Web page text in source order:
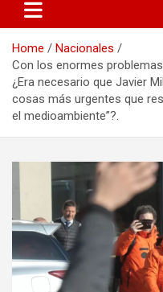
Home
Nacionales
Con los enormes
¿Era necesario que Javier
cosas más urgentes que
el medioambiente”?.